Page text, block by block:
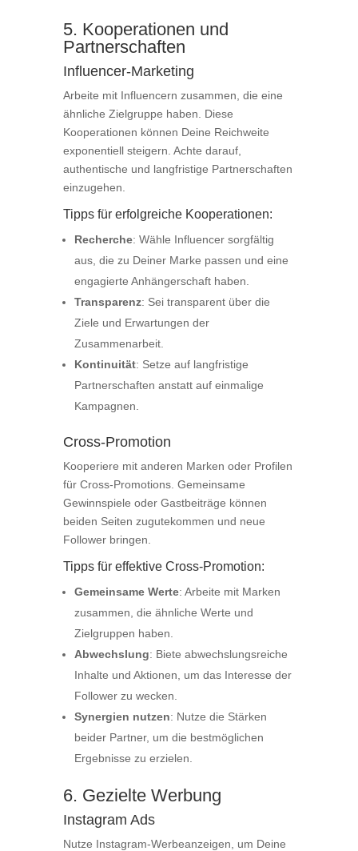
5. Kooperationen und
Partnerschaften
Influencer-Marketing
Arbeite mit Influencern zusammen, die eine
ähnliche Zielgruppe haben. Diese
Kooperationen können Deine Reichweite
exponentiell steigern. Achte darauf,
authentische und langfristige Partnerschaften
einzugehen.
Tipps für erfolgreiche Kooperationen:
Recherche: Wähle Influencer sorgfältig
aus, die zu Deiner Marke passen und eine
engagierte Anhängerschaft haben.
Transparenz: Sei transparent über die
Ziele und Erwartungen der
Zusammenarbeit.
Kontinuität: Setze auf langfristige
Partnerschaften anstatt auf einmalige
Kampagnen.
Cross-Promotion
Kooperiere mit anderen Marken oder Profilen
für Cross-Promotions. Gemeinsame
Gewinnspiele oder Gastbeiträge können
beiden Seiten zugutekommen und neue
Follower bringen.
Tipps für effektive Cross-Promotion:
Gemeinsame Werte: Arbeite mit Marken
zusammen, die ähnliche Werte und
Zielgruppen haben.
Abwechslung: Biete abwechslungsreiche
Inhalte und Aktionen, um das Interesse der
Follower zu wecken.
Synergien nutzen: Nutze die Stärken
beider Partner, um die bestmöglichen
Ergebnisse zu erzielen.
6. Gezielte Werbung
Instagram Ads
Nutze Instagram-Werbeanzeigen, um Deine